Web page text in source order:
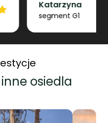
osiedla